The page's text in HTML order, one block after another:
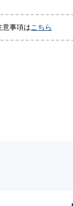
意事項はこちら